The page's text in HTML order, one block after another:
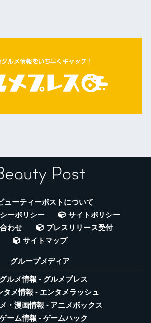
ューティーポストについて
ーポリシー
サイトポリシー
わせ
プレスリリース受付
サイトマップ
グループメディア
グルメ情報 - グルメプレス
タメ情報 - エンタメラッシュ
・漫画情報 - アニメボックス
ゲーム情報 - ゲームハック